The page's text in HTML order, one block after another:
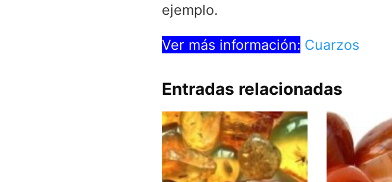
ejemplo.
Ver más información: Cuarzos
Entradas relacionadas